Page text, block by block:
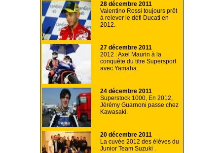
28 décembre 2011
Valentino Rossi toujours prêt
à relever le défi Ducati en
2012.
27 décembre 2011
2012 : Axel Maurin à la
conquête du titre Supersport
avec Yamaha.
24 décembre 2011
Superstock 1000, En 2012,
Jérémy Guarnoni passe chez
Kawasaki.
20 décembre 2011
La cuvée 2012 des élèves du
Junior Team Suzuki .